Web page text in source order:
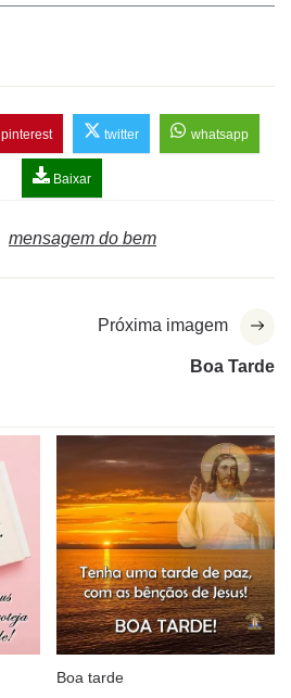
pinterest twitter whatsapp
Baixar
mensagem do bem
Próxima imagem
Boa Tarde
Boa tarde